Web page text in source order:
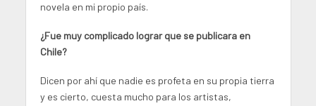
novela en mi propio país.
¿Fue muy complicado lograr que se publicara en
Chile?
Dicen por ahí que nadie es profeta en su propia tierra
y es cierto, cuesta mucho para los artistas,